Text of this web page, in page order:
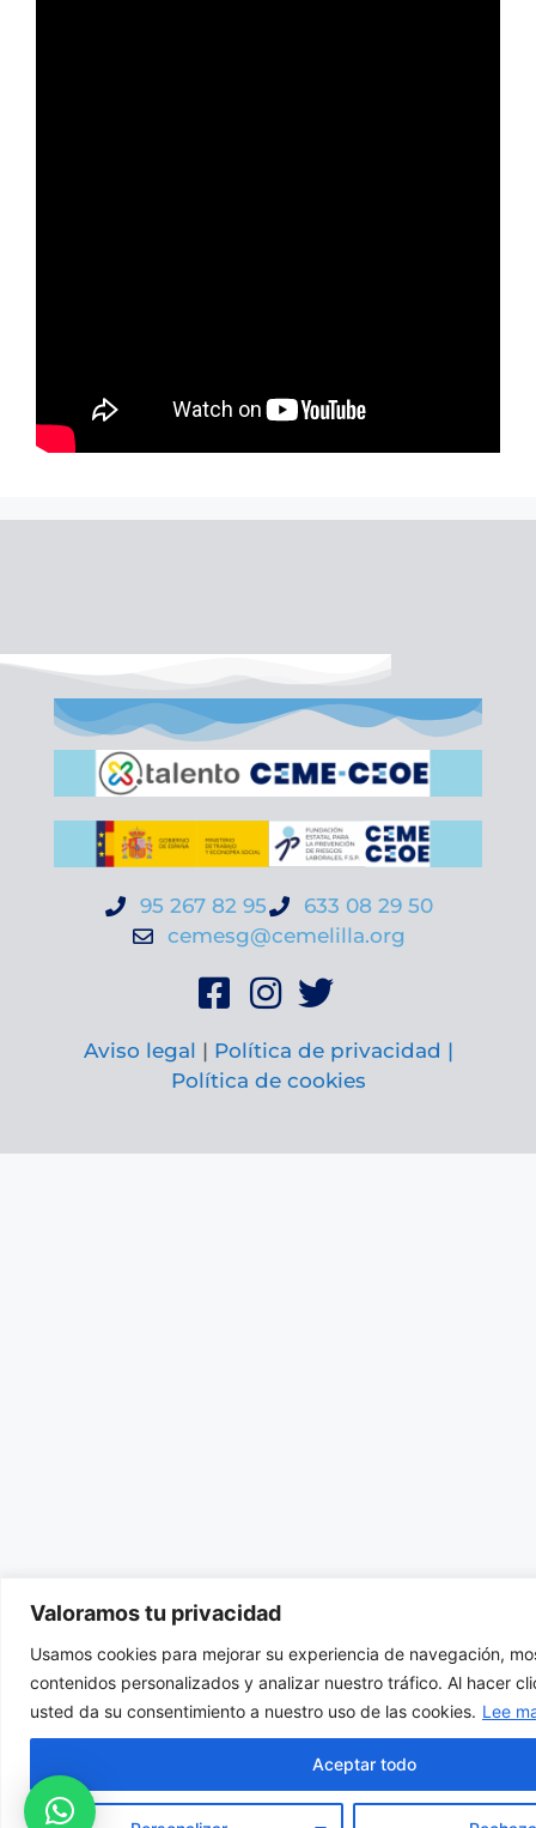
Valoramos tu privacidad
Usamos cookies para mejorar su experiencia de navegación,
contenidos personalizados y analizar nuestro tráfico. Al hacer
usted da su consentimiento a nuestro uso de las cookies. Lee
Aceptar todo
95 267 82 95
633 08 29 50
cemesg@cemelilla.org
Aviso legal | Política de privacidad |
Política de cookies